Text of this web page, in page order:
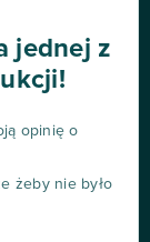
jednej z
opinię o
żeby nie było